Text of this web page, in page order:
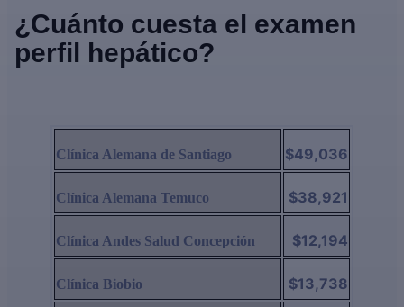
¿Cuánto cuesta el examen
perfil hepático?
Clínica Alemana de Santiago $49,036
Clínica Alemana Temuco $38,921
Clínica Andes Salud Concepción $12,194
Clínica Biobio $13,738